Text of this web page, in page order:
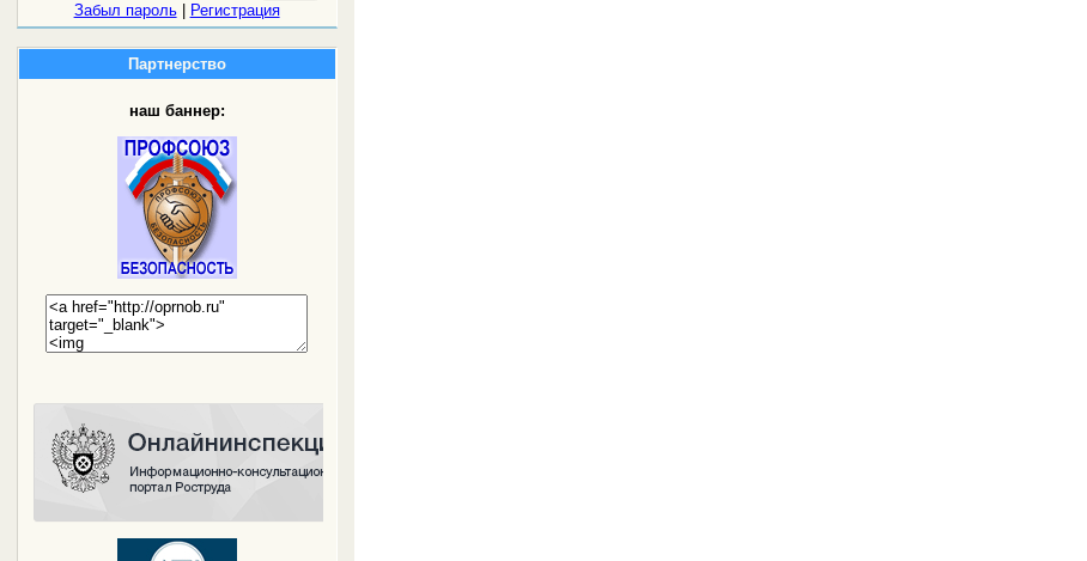
Забыл пароль| Регистрация
Партнерство
наш баннер: